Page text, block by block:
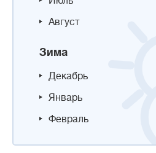
Август
Зима
Декабрь
Январь
Февраль